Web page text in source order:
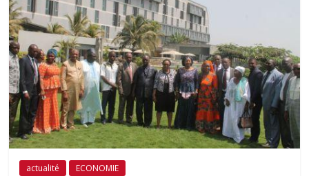
actualité ECONOMIE